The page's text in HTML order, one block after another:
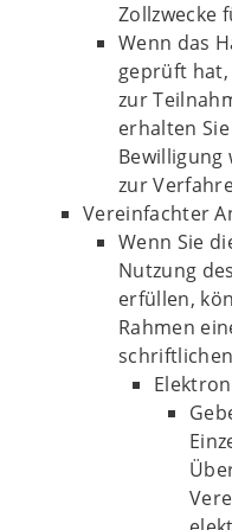
Zollzwecke
Wenn das
geprüft hat,
zur
erhalten
Bewilligung
zur
Vereinfachter
Wenn Sie
Nutzung
erfüllen,
Rahmen